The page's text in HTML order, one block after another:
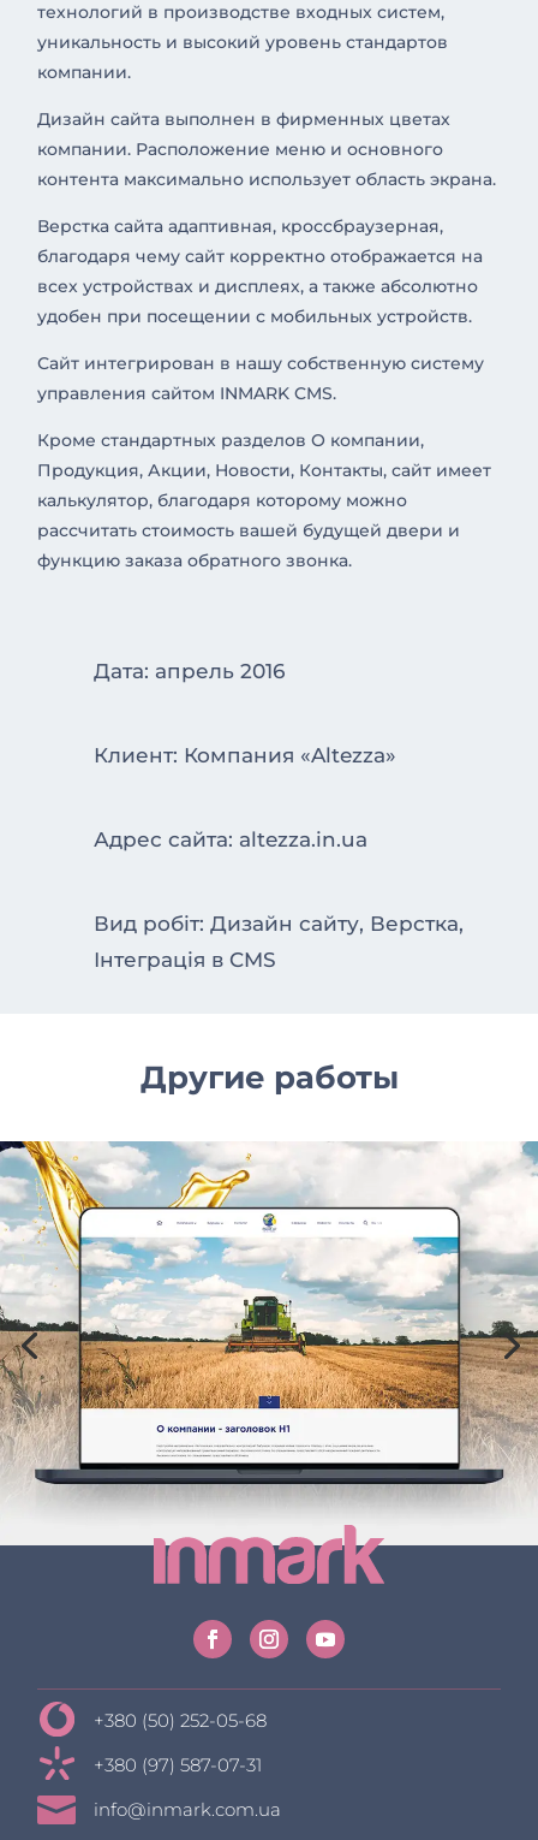
технологий в производстве входных систем,
уникальность и высокий уровень стандартов
компании.
Дизайн сайта выполнен в фирменных цветах
компании. Расположение меню и основного
контента максимально использует область экрана.
Верстка сайта адаптивная, кроссбраузерная,
благодаря чему сайт корректно отображается на
всех устройствах и дисплеях, а также абсолютно
удобен при посещении с мобильных устройств.
Сайт интегрирован в нашу собственную систему
управления сайтом INMARK CMS.
Кроме стандартных разделов О компании,
Продукция, Акции, Новости, Контакты, сайт имеет
калькулятор, благодаря которому можно
рассчитать стоимость вашей будущей двери и
функцию заказа обратного звонка.
Дата: апрель 2016
Клиент: Компания «Altezza»
Адрес сайта: altezza.in.ua
Вид робіт: Дизайн сайту, Верстка,
Інтеграція в CMS
Другие работы
+380 (50) 252-05-68
+380 (97) 587-07-31
 info@inmark.com.ua